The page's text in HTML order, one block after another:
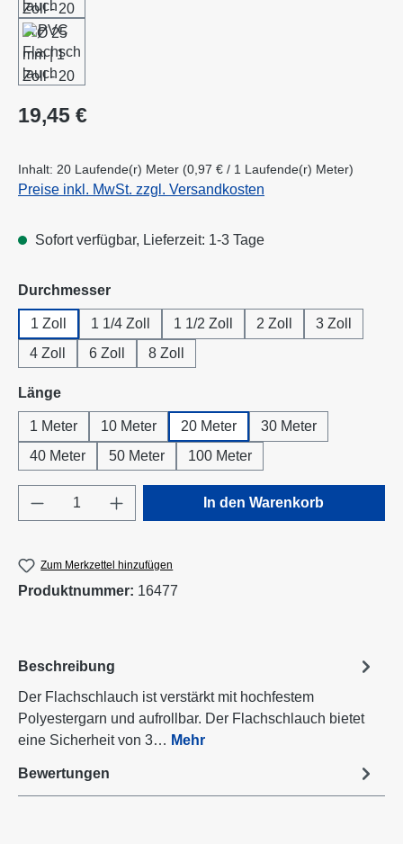
Regulärer Preis:
19,45 €
Inhalt: 20 Laufende(r) Meter (0,97 € / 1 Laufende(r) Meter)
Preise inkl. MwSt. zzgl. Versandkosten
Sofort verfügbar, Lieferzeit: 1-3 Tage
Durchmesserauswählen
1 Zoll 1 1/4 Zoll 1 1/2 Zoll 2 Zoll
3 Zoll
4 Zoll
6 Zoll 8 Zoll
Längeauswählen
1 Meter 10 Meter 20 Meter
30 Meter
40 Meter
50 Meter 100 Meter
Produkt Anzahl: Gib den gewünschten
In den Warenkorb
Zum Merkzettel hinzufügen
Produktnummer: 16477
Beschreibung
Der Flachschlauch ist verstärkt mit hochfestem
Polyestergarn und aufrollbar. Der Flachschlauch bietet
eine Sicherheit von 3… Mehr
Bewertungen